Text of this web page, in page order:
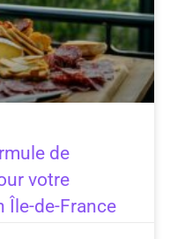
de
votre
Île-de-France